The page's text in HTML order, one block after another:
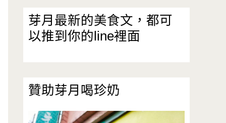
芽月最新的美食文，都可
以推到你的line裡面
贊助芽月喝珍奶